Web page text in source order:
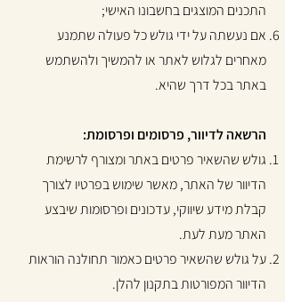
התכנים המוצגים בחשבונו האישי;
אם נעשתה על ידי גולש כל פעולה שתמנע
מאחרים לגלוש לאתר או להמשיך ולהשתמש
באתר בכל דרך שהיא.
הרשאה לדיוור, פרסומים ופרסומת:
גולש שהשאיר פרטים באתר ומצורף לרשימת
הדיוור של האתר, מאשר שימוש בפרטיו לצורך
קבלת מידע שיווקי, עדכונים ופרסומות שיבצע
האתר מעת לעת.
על גולש שהשאיר פרטים כאמור תחולנה הוראות
הדיוור המפורטות בתקנון להלן.